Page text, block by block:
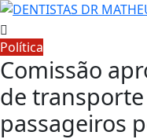
Política
Comissão
de
passageiros